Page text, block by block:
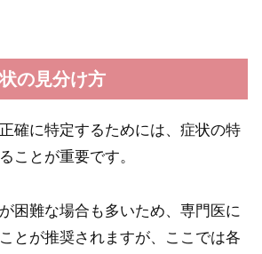
の見分け方
確に特定するためには、症状の特
ことが重要です。
困難な場合も多いため、専門医に
とが推奨されますが、ここでは各